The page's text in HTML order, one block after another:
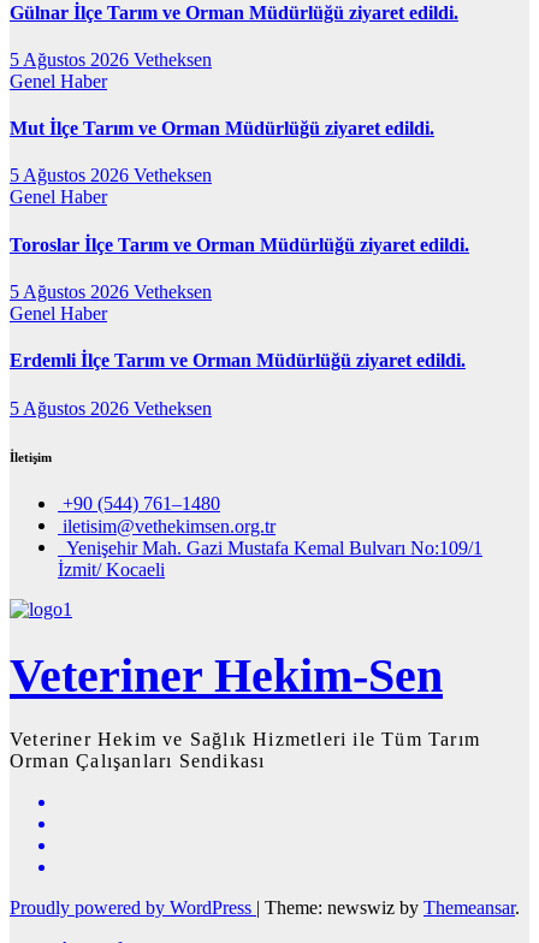
Gülnar İlçe Tarım ve Orman Müdürlüğü ziyaret edildi.
5 Ağustos 2026 Vetheksen
Genel Haber
Mut İlçe Tarım ve Orman Müdürlüğü ziyaret edildi.
5 Ağustos 2026 Vetheksen
Genel Haber
Toroslar İlçe Tarım ve Orman Müdürlüğü ziyaret edildi.
5 Ağustos 2026 Vetheksen
Genel Haber
Erdemli İlçe Tarım ve Orman Müdürlüğü ziyaret edildi.
5 Ağustos 2026 Vetheksen
İletişim
+90 (544) 761–1480
iletisim@vethekimsen.org.tr
Yenişehir Mah. Gazi Mustafa Kemal Bulvarı No:109/1
İzmit/ Kocaeli
Veteriner Hekim-Sen
Veteriner Hekim ve Sağlık Hizmetleri ile Tüm Tarım
Orman Çalışanları Sendikası
Proudly powered by WordPress | Theme: newswiz by Themeansar.